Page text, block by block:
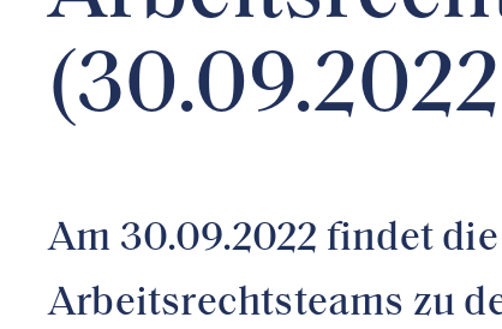
Am 30.09.2022 findet
Arbeitsrechtsteams zu